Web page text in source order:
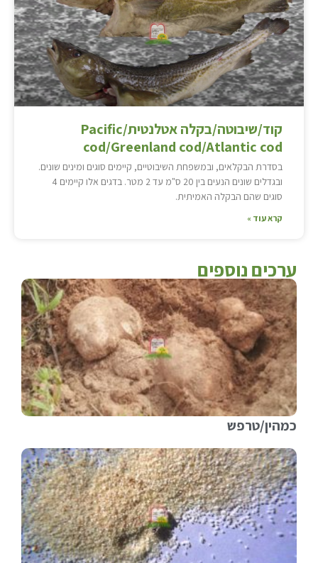
קוד/שיבוטה/בקלה אטלנטית/Pacific
cod/Greenland cod/Atlantic cod
בסדרת הבקלאים, ובמשפחת השיבוטיים, קיימים סוגים ומינים שונים.
ובגדלים שונים הנעים בין 20 ס"מ עד 2 מטר. בדגים אלו קיימים 4
סוגים שהם הבקלה האמיתית.
קרא עוד »
ערכים נוספים
כמהין/טרפש